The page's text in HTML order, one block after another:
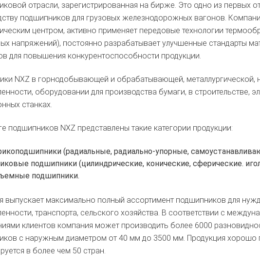
отрасли, зарегистрированная на бирже. Это одно из первых
подшипников для грузовых железнодорожных вагонов.
центром, активно применяет передовые технологии
напряжений), постоянно разрабатывает улучшенные стандарты
для повышения конкурентоспособности продукции.
NXZ в горнодобывающей и обрабатывающей, металлургической,
оборудовании для производства бумаги, в строительстве,
станках.
подшипников NXZ представлены такие категории продукции:
(радиальные, радиально-упорные,
подшипники (цилиндрические, конические, сферические.
подшипники.
выпускает максимально полный ассортимент подшипников для
транспорта, сельского хозяйства. В соответствии с
клиентов компания может производить более 6000
с наружным диаметром от 40 мм до 3500 мм. Продукция хорошо
в более чем 50 стран.